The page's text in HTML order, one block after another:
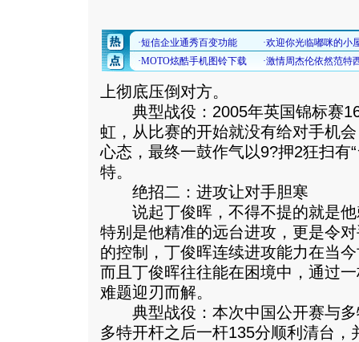
上彻底压倒对方。
典型战役：2005年英国锦标赛16
虹，从比赛的开始就没有给对手机
心态，最终一鼓作气以9?押2狂扫有
特。
绝招二：进攻让对手胆寒
说起丁俊晖，不得不提的就是
特别是他精准的远台进攻，更是令
的控制，丁俊晖连续进攻能力在当
而且丁俊晖往往能在困境中，通过
难题迎刃而解。
典型战役：本次中国公开赛与多
多特开杆之后一杆135分顺利清台，